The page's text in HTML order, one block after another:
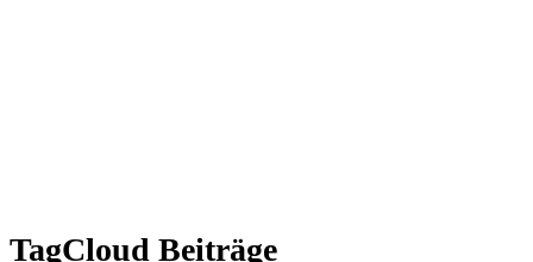
TagCloud Beiträge